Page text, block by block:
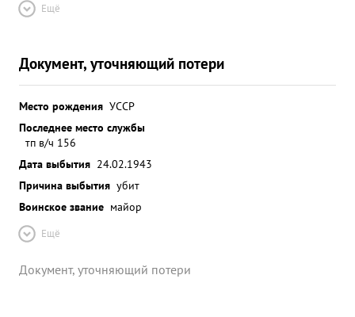
Ещё
Документ, уточняющий потери
Место рождения УССР
Последнее место службы
тп в/ч 156
Дата выбытия 24.02.1943
Причина выбытия убит
Воинское звание майор
Ещё
Документ, уточняющий потери